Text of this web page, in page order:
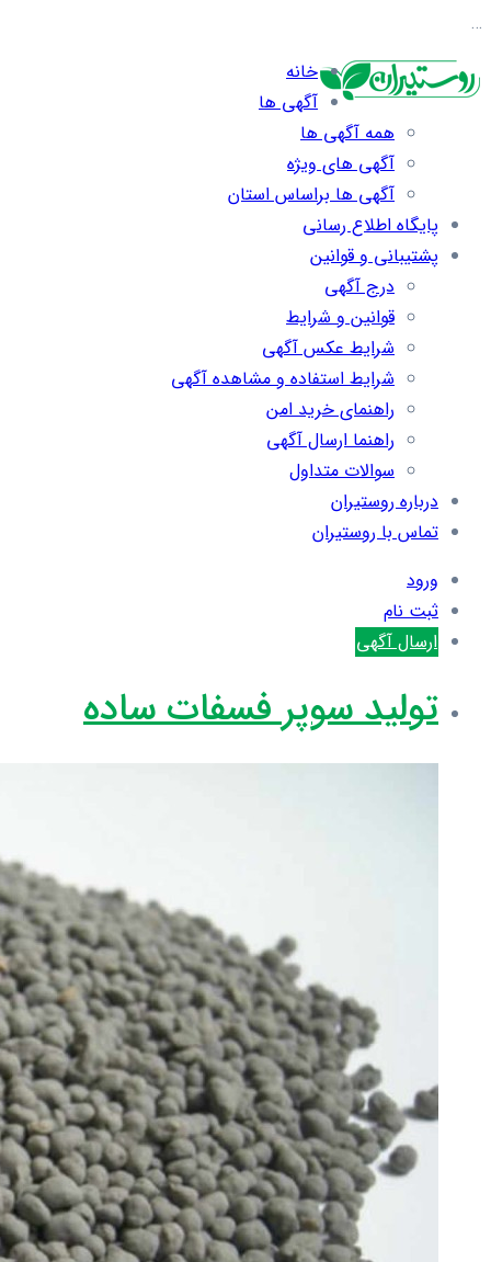
…
خانه
آگهی ها
همه آگهی ها
آگهی های ویژه
آگهی ها براساس استان
پایگاه اطلاع رسانی
پشتیبانی و قوانین
درج آگهی
قوانین و شرایط
شرایط عکس آگهی
شرایط استفاده و مشاهده آگهی
راهنمای خرید امن
راهنما ارسال آگهی
سوالات متداول
درباره روستیران
تماس با روستیران
ورود
ثبت نام
ارسال آگهی
تولید سوپر فسفات ساده